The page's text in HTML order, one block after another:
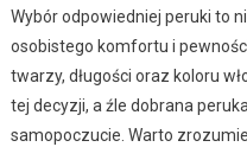
Wybór odpowiedniej peruki to
osobistego komfortu i
twarzy, długości oraz koloru
tej decyzji, a źle dobrana
samopoczucie. Warto